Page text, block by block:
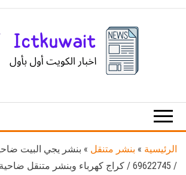
الكويت
الرئيسية » بنشر متنقل » بنشر يجي البيت
/ 69622745‬ / كراج كهرباء وبنشر متنقل ضاحية عبد الله السالم